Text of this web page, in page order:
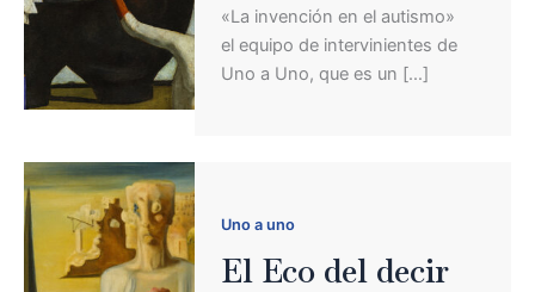
«La invención en el autismo»
el equipo de intervinientes de
Uno a Uno, que es un […]
Uno a uno
El Eco del decir